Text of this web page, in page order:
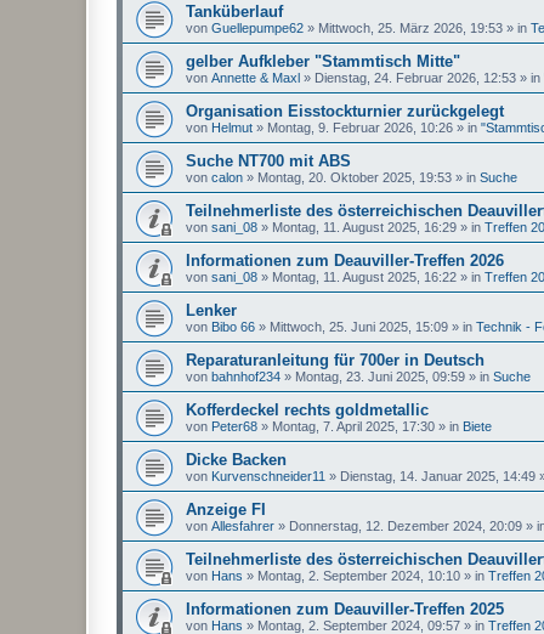
Tanküberlauf
von Guellepumpe62 » Mittwoch, 25. März 2026, 19:53 » in
gelber Aufkleber "Stammtisch Mitte"
von Annette & Maxl » Dienstag, 24. Februar 2026, 12:53 » in
Organisation Eisstockturnier zurückgelegt
von Helmut » Montag, 9. Februar 2026, 10:26 » in
Suche NT700 mit ABS
von calon » Montag, 20. Oktober 2025, 19:53 » in Suche
Teilnehmerliste des österreichischen
von sani_08 » Montag, 11. August 2025, 16:29 » in Treffen
Informationen zum Deauviller-Treffen 2026
von sani_08 » Montag, 11. August 2025, 16:22 » in Treffen
Lenker
von Bibo 66 » Mittwoch, 25. Juni 2025, 15:09 » in Technik -
Reparaturanleitung für 700er in Deutsch
von bahnhof234 » Montag, 23. Juni 2025, 09:59 » in Suche
Kofferdeckel rechts goldmetallic
von Peter68 » Montag, 7. April 2025, 17:30 » in Biete
Dicke Backen
von Kurvenschneider11 » Dienstag, 14. Januar 2025, 14:49
Anzeige FI
von Allesfahrer » Donnerstag, 12. Dezember 2024, 20:09 »
Teilnehmerliste des österreichischen
von Hans » Montag, 2. September 2024, 10:10 » in Treffen
Informationen zum Deauviller-Treffen 2025
von Hans » Montag, 2. September 2024, 09:57 » in Treffen